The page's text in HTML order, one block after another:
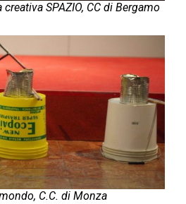
SPAZIO, CC di Bergamo
C.C. di Monza